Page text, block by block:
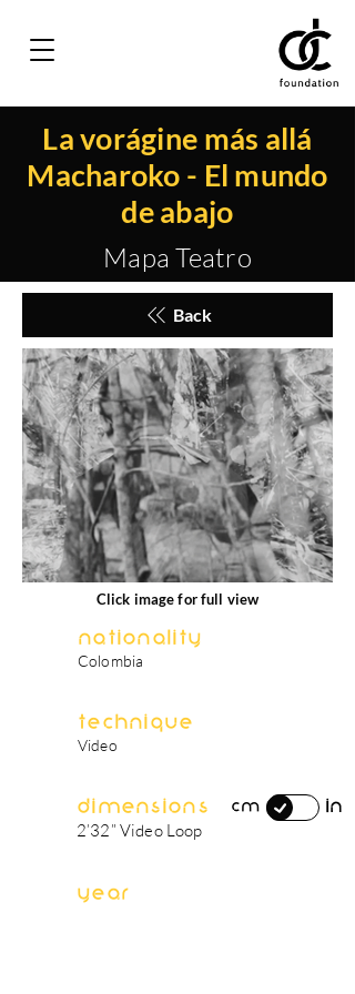
La vorágine más allá
Macharoko - El mundo
de abajo
Mapa Teatro
Back
Click image for full view
Nationality
Colombia
Technique
Video
Dimensions
2’32” Video Loop
cm in
Year